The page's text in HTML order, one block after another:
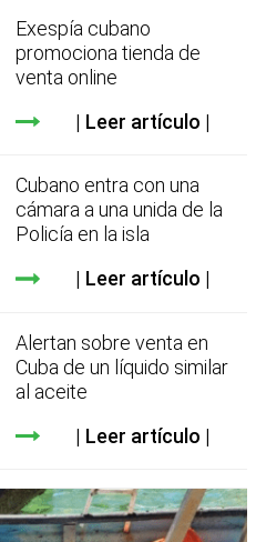
Exespía cubano
promociona tienda de
venta online
Leer artículo
Cubano entra con una
cámara a una unida de la
Policía en la isla
Leer artículo
Alertan sobre venta en
Cuba de un líquido similar
al aceite
Leer artículo